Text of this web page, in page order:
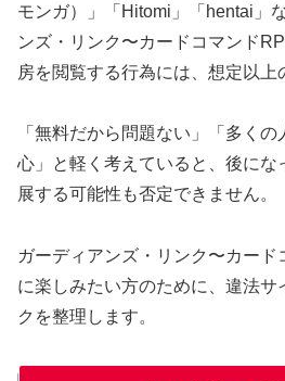
モンガ）」「Hitomi」「hentai」
ンズ・リンク〜カードコマンド
房を閲覧する行為には、想定以上
「無料だから問題ない」「多く
心」と軽く考えていると、後にな
展する可能性も否定できません。
ガーディアンズ・リンク〜カード
に楽しみたい方のために、違法サ
クを整理します。